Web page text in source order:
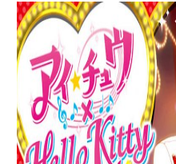
アプリゲーム
イベント・キャンペーン
ミュージック
グッズ・本
ギャラリー
ユニット&キャラクター
アプリゲーム
イベント・キャンペーン
ミュージック
グッズ・本